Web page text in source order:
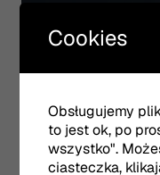
Cookies
Obsługujemy
to jest ok, po
wszystko".
ciasteczka,